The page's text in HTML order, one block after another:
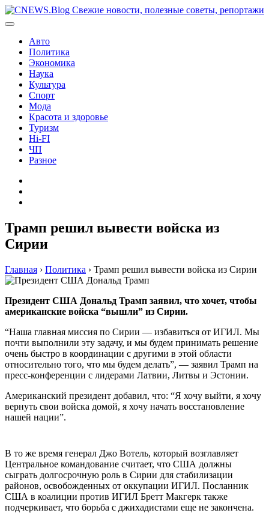
Перейти
к
Авто
Политика
Экономика
Наука
Культура
Спорт
Мода
Красота и здоровье
Туризм
Hi-FI
ЧП
Разное
Трамп решил вывести войска из
Сирии
Главная › Политика › Трамп решил вывести войска из Сирии
Президент США Дональд Трамп заявил, что хочет, чтобы
американские войска “вышли” из Сирии.
“Наша главная миссия по Сирии — избавиться от ИГИЛ. Мы
почти выполнили эту задачу, и мы будем принимать решение
очень быстро в координации с другими в этой области
относительно того, что мы будем делать”, — заявил Трамп на
пресс-конференции с лидерами Латвии, Литвы и Эстонии.
Американский президент добавил, что: “Я хочу выйти, я хочу
вернуть свои войска домой, я хочу начать восстановление
нашей нации”.
В то же время генерал Джо Вотель, который возглавляет
Центральное командование считает, что США должны
сыграть долгосрочную роль в Сирии для стабилизации
районов, освобожденных от оккупации ИГИЛ. Посланник
США в коалиции против ИГИЛ Бретт Макгерк также
подчеркивает, что борьба с джихадистами еще не закончена.